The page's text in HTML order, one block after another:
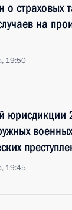
о страховых
на
19:50
юрисдикции
19:45